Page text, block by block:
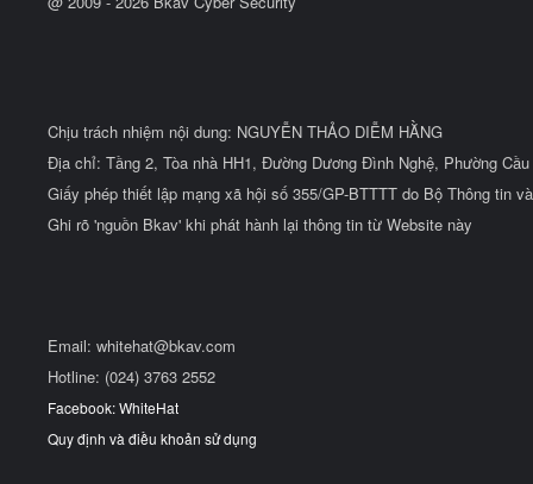
Chịu trách nhiệm nội dung: NGUYỄN THẢO DIỄM HẰNG
Địa chỉ: Tầng 2, Tòa nhà HH1, Đường Dương Đình Nghệ, Phường
Giấy phép thiết lập mạng xã hội số 355/GP-BTTTT do Bộ Thông tin
Ghi rõ 'nguồn Bkav' khi phát hành lại thông tin từ Website này
Email: whitehat@bkav.com
Hotline: (024) 3763 2552
Facebook: WhiteHat
Quy định và điều khoản sử dụng